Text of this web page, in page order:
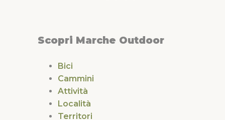
Scopri Marche Outdoor
Bici
Cammini
Attività
Località
Territori